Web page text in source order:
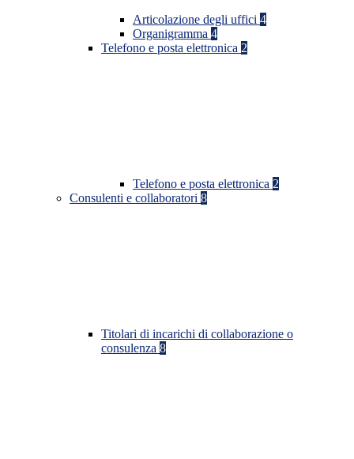
Articolazione degli uffici 4
Organigramma 4
Telefono e posta elettronica 2
Telefono e posta elettronica 2
Consulenti e collaboratori 8
Titolari di incarichi di collaborazione o
consulenza 8